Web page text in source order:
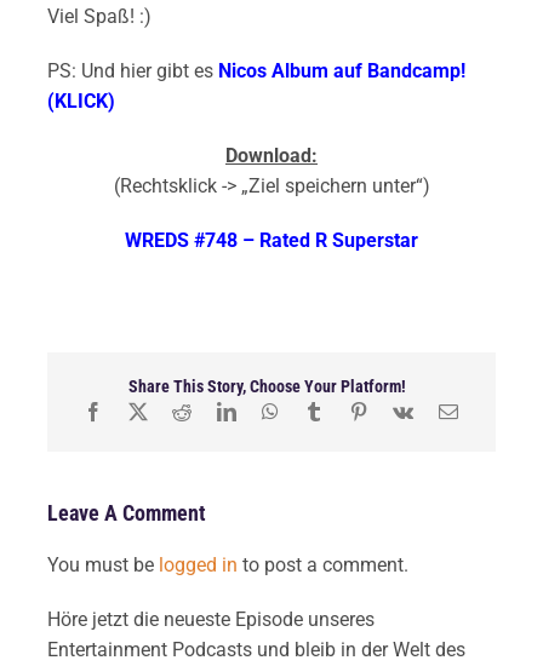
Viel Spaß! :)
PS: Und hier gibt es Nicos Album auf Bandcamp!
(KLICK)
Download:
(Rechtsklick -> „Ziel speichern unter“)
WREDS #748 – Rated R Superstar
Share This Story, Choose Your Platform!
Leave A Comment
You must be logged in to post a comment.
Höre jetzt die neueste Episode unseres
Entertainment Podcasts und bleib in der Welt des